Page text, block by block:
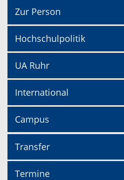
Zur Person
Hochschulpolitik
UA Ruhr
International
Campus
Transfer
Termine